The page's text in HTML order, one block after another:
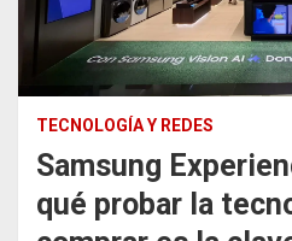
TECNOLOGÍA Y REDES
Samsung
qué probar la